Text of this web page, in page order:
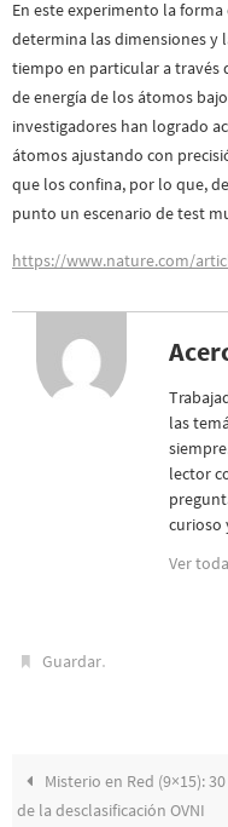
En este experimento la
determina las dimensiones y
tiempo en particular a través
de energía de los átomos
investigadores han logrado
átomos ajustando con
que los confina, por lo que,
punto un escenario de test
https://www.nature.com/
las
lector
curioso
Ver
Guardar.
Misterio en Red (9×15):
de la desclasificación OVNI